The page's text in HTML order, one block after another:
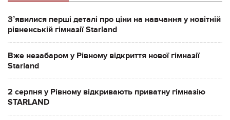
Зʼявилися перші деталі про ціни на навчання у новітній
рівненській гімназії Starland
Вже незабаром у Рівному відкриття нової гімназії
Starland
2 серпня у Рівному відкривають приватну гімназію
STARLAND